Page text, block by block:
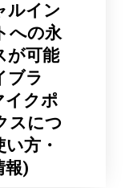
ルイン
への永
が可能
ブラ
イクポ
スにつ
方・
報)